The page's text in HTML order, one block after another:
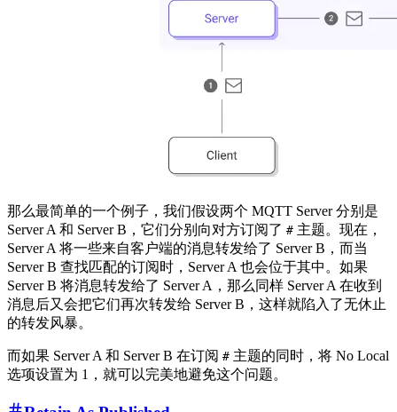
那么最简单的一个例子，我们假设两个 MQTT Server 分别是
Server A 和 Server B，它们分别向对方订阅了 # 主题。现在，
Server A 将一些来自客户端的消息转发给了 Server B，而当
Server B 查找匹配的订阅时，Server A 也会位于其中。如果
Server B 将消息转发给了 Server A，那么同样 Server A 在收到
消息后又会把它们再次转发给 Server B，这样就陷入了无休止
的转发风暴。
而如果 Server A 和 Server B 在订阅 # 主题的同时，将 No Local
选项设置为 1，就可以完美地避免这个问题。